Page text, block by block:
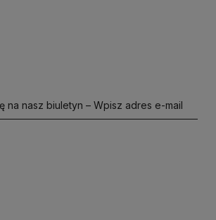
na nasz biuletyn – Wpisz adres e-mail